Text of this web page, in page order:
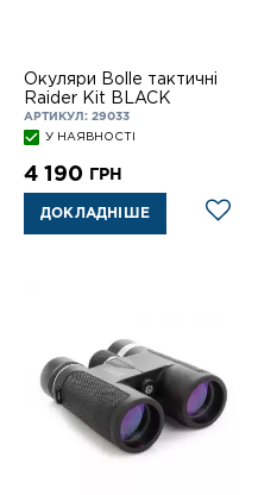
Окуляри Bolle тактичні
Raider Kit BLACK
АРТИКУЛ: 29033
У НАЯВНОСТІ
4 190 ГРН
ДОКЛАДНІШЕ